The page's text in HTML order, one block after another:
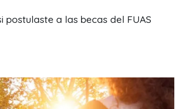
a las becas del FUAS